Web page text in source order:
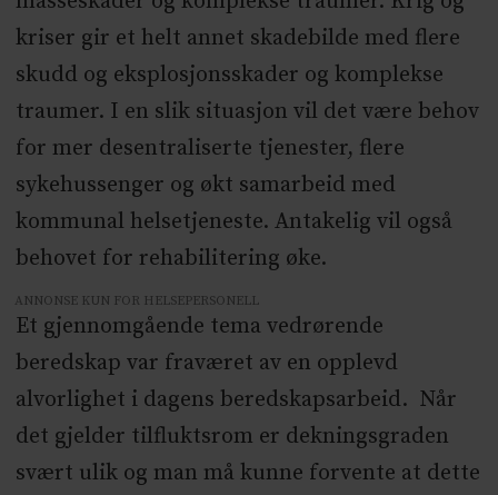
kriser gir et helt annet skadebilde med flere
skudd og eksplosjonsskader og komplekse
traumer. I en slik situasjon vil det være behov
for mer desentraliserte tjenester, flere
sykehussenger og økt samarbeid med
kommunal helsetjeneste. Antakelig vil også
behovet for rehabilitering øke.
ANNONSE KUN FOR HELSEPERSONELL
Et gjennomgående tema vedrørende
beredskap var fraværet av en opplevd
alvorlighet i dagens beredskapsarbeid. Når
det gjelder tilfluktsrom er dekningsgraden
svært ulik og man må kunne forvente at dette